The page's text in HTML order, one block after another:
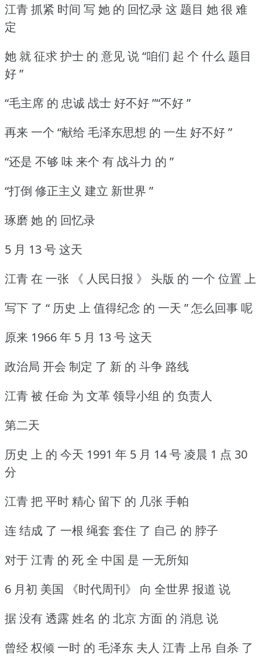
江青 抓紧 时间 写 她 的 回忆录 这 题目 她 很 难
定
她 就 征求 护士 的 意见 说 “咱们 起 个 什么 题目
好 ”
“毛主席 的 忠诚 战士 好不好 ”“不好 ”
再来 一个 “献给 毛泽东思想 的 一生 好不好 ”
“还是 不够 味 来个 有 战斗力 的 ”
“打倒 修正主义 建立 新世界 ”
琢磨 她 的 回忆录
5 月 13 号 这天
江青 在 一张 《 人民日报 》 头版 的 一个 位置 上
写下 了 “ 历史 上 值得纪念 的 一天 ” 怎么回事 呢
原来 1966 年 5 月 13 号 这天
政治局 开会 制定 了 新 的 斗争 路线
江青 被 任命 为 文革 领导小组 的 负责人
第二天
历史 上 的 今天 1991 年 5 月 14 号 凌晨 1 点 30
分
江青 把 平时 精心 留下 的 几张 手帕
连 结成 了 一根 绳套 套住 了 自己 的 脖子
对于 江青 的 死 全 中国 是 一无所知
6 月初 美国 《时代周刊》 向 全世界 报道 说
据 没有 透露 姓名 的 北京 方面 的 消息 说
曾经 权倾 一时 的 毛泽东 夫人 江青 上吊 自杀 了